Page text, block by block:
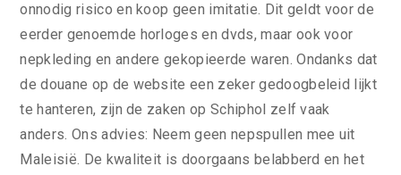
onnodig risico en koop geen imitatie. Dit geldt voor de
eerder genoemde horloges en dvds, maar ook voor
nepkleding en andere gekopieerde waren. Ondanks dat
de douane op de website een zeker gedoogbeleid lijkt
te hanteren, zijn de zaken op Schiphol zelf vaak
anders. Ons advies: Neem geen nepspullen mee uit
Maleisië. De kwaliteit is doorgaans belabberd en het